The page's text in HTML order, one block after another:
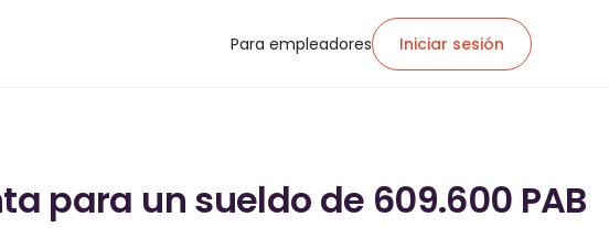
Para empleadores Iniciar sesión
para un sueldo de 609.600 PAB